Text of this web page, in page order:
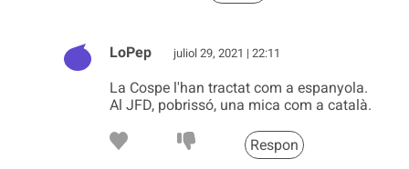
LoPep juliol 29, 2021 | 22:11
La Cospe l'han tractat com a espanyola.
Al JFD, pobrissó, una mica com a català.
Respon